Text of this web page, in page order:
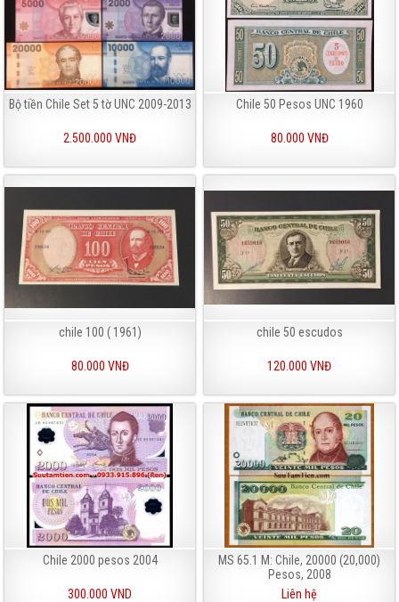
Bộ tiền Chile Set 5 tờ UNC 2009-2013
2.500.000 VNĐ
Chile 50 Pesos UNC 1960
80.000 VNĐ
chile 100 ( 1961)
80.000 VNĐ
chile 50 escudos
120.000 VNĐ
Chile 2000 pesos 2004
300.000 VND
MS 65.1 M: Chile, 20000 (20,000)
Pesos, 2008
Liên hệ